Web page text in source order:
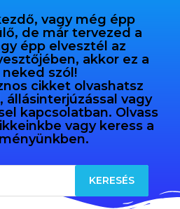
vagy még épp
de már tervezed a
épp elvesztél az
akkor ez a
neked szól!
cikket olvashatsz
állásinterjúzással vagy
kapcsolatban. Olvass
vagy keress a